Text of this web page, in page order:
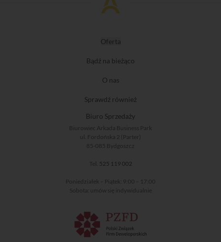
Oferta
Bądź na bieżąco
O nas
Sprawdź również
Biuro Sprzedaży
Biurowiec Arkada Business Park
ul. Fordońska 2 (Parter)
85-085 Bydgoszcz
Tel. 525 119 002
Poniedziałek – Piątek: 9:00 – 17:00
Sobota: umów się indywidualnie